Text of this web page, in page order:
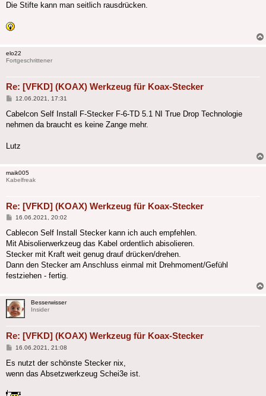
Die Stifte kann man seitlich rausdrücken.
elo22
Fortgeschrittener
Re: [VFKD] (KOAX) Werkzeug für Koax-Stecker
Beitrag
12.06.2021, 17:31
Cabelcon Self Install F-Stecker F-6-TD 5.1 NI True Drop Technologie
nehmen da braucht es keine Zange mehr.
Lutz
maik005
Kabelfreak
Re: [VFKD] (KOAX) Werkzeug für Koax-Stecker
Beitrag
16.06.2021, 20:02
Cablecon Self Install Stecker kann ich auch empfehlen.
Mit Abisolierwerkzeug das Kabel ordentlich abisolieren.
Stecker mit Kraft weit genug drauf drücken/drehen.
Dann den Stecker am Anschluss einmal mit Drehmoment/Gefühl
festziehen - fertig.
Besserwisser
Insider
Re: [VFKD] (KOAX) Werkzeug für Koax-Stecker
Beitrag
16.06.2021, 21:08
Es nutzt der schönste Stecker nix,
wenn das Absetzwerkzeug Schei3e ist.